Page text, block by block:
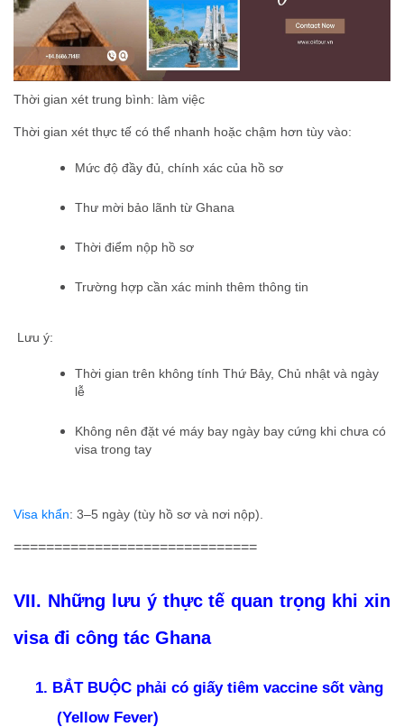
Thời gian xét trung bình: làm việc
Thời gian xét thực tế có thể nhanh hoặc chậm hơn tùy vào:
Mức độ đầy đủ, chính xác của hồ sơ
Thư mời bảo lãnh từ Ghana
Thời điểm nộp hồ sơ
Trường hợp cần xác minh thêm thông tin
Lưu ý:
Thời gian trên không tính Thứ Bảy, Chủ nhật và ngày
lễ
Không nên đặt vé máy bay ngày bay cứng khi chưa có
visa trong tay
Visa khẩn: 3–5 ngày (tùy hồ sơ và nơi nộp).
==============================
VII. Những lưu ý thực tế quan trọng khi xin
visa đi công tác Ghana
1. BẮT BUỘC phải có giấy tiêm vaccine sốt vàng
(Yellow Fever)